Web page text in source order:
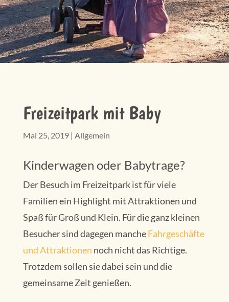
Freizeitpark mit Baby
Mai 25, 2019| Allgemein
Kinderwagen oder Babytrage?
Der Besuch im Freizeitpark ist für viele
Familien ein Highlight mit Attraktionen und
Spaß für Groß und Klein. Für die ganz kleinen
Besucher sind dagegen mancheFahrgeschäfte
und Attraktionen noch nicht das Richtige.
Trotzdem sollen sie dabei sein und die
gemeinsame Zeit genießen.